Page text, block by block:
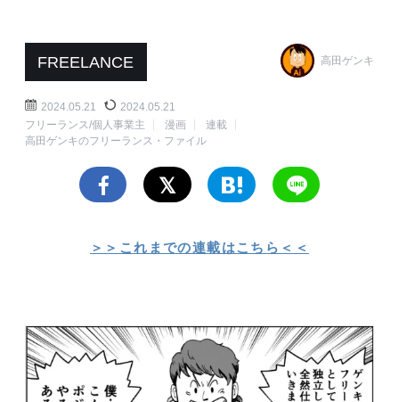
FREELANCE 高田ゲンキ
2024.05.21
2024.05.21
フリーランス/個人事業主
漫画
連載
高田ゲンキのフリーランス・ファイル
＞＞これまでの連載はこちら＜＜